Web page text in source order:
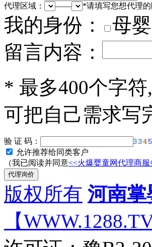
代理区域：
—— *请填写您想代理的
我的身份： 母
留言内容：
* 最多400个字
可把自己需求写
验 证 码：
允许推荐给同类客户
（我已阅读并同意<<火爆婴童网代理商服
版权所有 河南掌
【WWW.1288.TV